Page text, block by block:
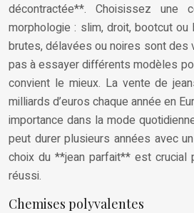
décontractée**. Choisissez une
morphologie : slim, droit, bootcut
brutes, délavées ou noires sont des
pas à essayer différents modèles
convient le mieux. La vente de
milliards d’euros chaque année en
importance dans la mode
peut durer plusieurs années avec
choix du **jean parfait** est crucial
réussi.
Chemises polyvalentes